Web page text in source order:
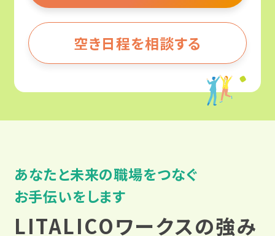
空き日程を相談する
あなたと未来の職場をつなぐ
お手伝いをします
LITALICOワークスの強み